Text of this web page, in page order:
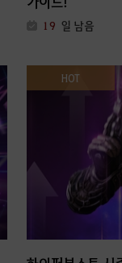
19 일 남음
HOT